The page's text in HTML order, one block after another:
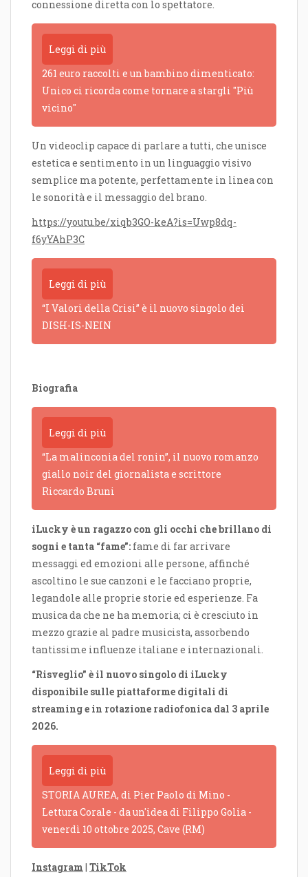
connessione diretta con lo spettatore.
Leggi di più
261 euro raccolti e un bambino dimenticato:
Unico ci ricorda come tornare a stargli "Più
vicino"
Un videoclip capace di parlare a tutti, che unisce
estetica e sentimento in un linguaggio visivo
semplice ma potente, perfettamente in linea con
le sonorità e il messaggio del brano.
https://youtu.be/xiqb3GO-keA?is=Uwp8dq-
f6yYAhP3C
Leggi di più
“I Valori della Crisi” è il nuovo singolo dei
DISH-IS-NEIN
Biografia
Leggi di più
“La malinconia del ronin”, il nuovo romanzo
giallo noir del giornalista e scrittore
Riccardo Bruni
iLucky è un ragazzo con gli occhi che brillano di
sogni e tanta “fame”: fame di far arrivare
messaggi ed emozioni alle persone, affinché
ascoltino le sue canzoni e le facciano proprie,
legandole alle proprie storie ed esperienze. Fa
musica da che ne ha memoria; ci è cresciuto in
mezzo grazie al padre musicista, assorbendo
tantissime influenze italiane e internazionali.
“Risveglio” è il nuovo singolo di iLucky
disponibile sulle piattaforme digitali di
streaming e in rotazione radiofonica dal 3 aprile
2026.
Leggi di più
STORIA AUREA, di Pier Paolo di Mino -
Lettura Corale - da un'idea di Filippo Golia -
venerdì 10 ottobre 2025, Cave (RM)
Instagram | TikTok